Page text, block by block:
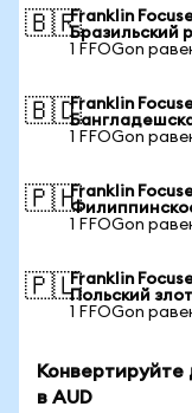
🇧🇷Franklin
Бразильский
1 FFOGon
🇧🇩Franklin
1 FFOGon
🇵🇭Franklin
1 FFOGon
🇵🇱Franklin
Польский
1 FFOGon
Конвертируйте
в AUD